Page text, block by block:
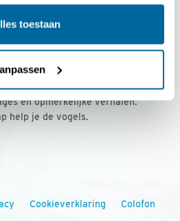
toestaan
voor € 36,00 per jaar
voor onze leden, met
en opmerkelijke verhalen.
help je de vogels.
Cookieverklaring Colofon